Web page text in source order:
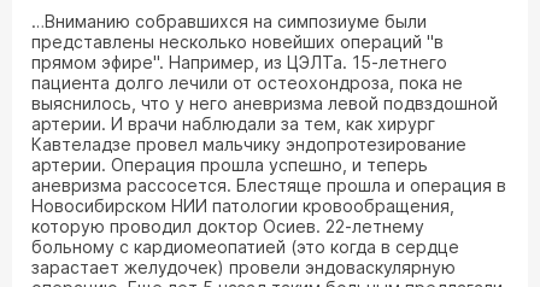
…Вниманию собравшихся на симпозиуме были
представлены несколько новейших операций "в
прямом эфире". Например, из ЦЭЛТа. 15-летнего
пациента долго лечили от остеохондроза, пока не
выяснилось, что у него аневризма левой подвздошной
артерии. И врачи наблюдали за тем, как хирург
Кавтеладзе провел мальчику эндопротезирование
артерии. Операция прошла успешно, и теперь
аневризма рассосется. Блестяще прошла и операция в
Новосибирском НИИ патологии кровообращения,
которую проводил доктор Осиев. 22-летнему
больному с кардиомеопатией (это когда в сердце
зарастает желудочек) провели эндоваскулярную